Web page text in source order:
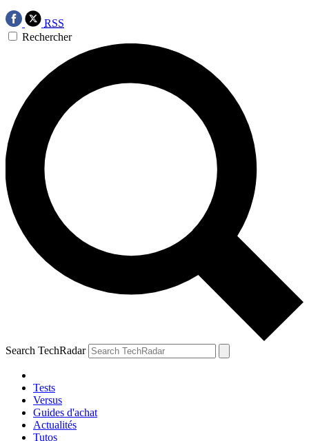
RSS
Rechercher
Search TechRadar
Tests
Versus
Guides d'achat
Actualités
Tutos